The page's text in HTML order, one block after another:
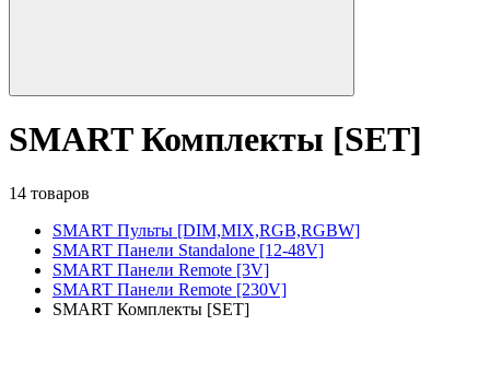
SMART Комплекты [SET]
14 товаров
SMART Пульты [DIM,MIX,RGB,RGBW]
SMART Панели Standalone [12-48V]
SMART Панели Remote [3V]
SMART Панели Remote [230V]
SMART Комплекты [SET]